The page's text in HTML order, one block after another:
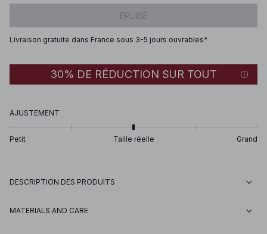
ÉPUISÉ
Livraison gratuite dans France sous 3-5 jours ouvrables*
30% DE RÉDUCTION SUR TOUT
AJUSTEMENT
Petit Taille réelle Grand
DESCRIPTION DES PRODUITS
MATERIALS AND CARE